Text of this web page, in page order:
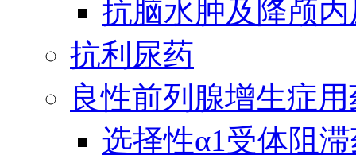
抗脑水肿及降颅
抗利尿药
良性前列腺增生症
选择性α1受体阻